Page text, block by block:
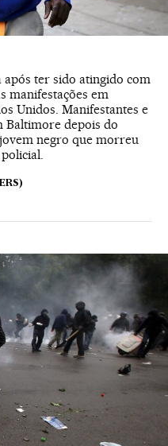
após ter sido atingido com
manifestações em
Unidos. Manifestantes e
Baltimore depois do
negro que morreu